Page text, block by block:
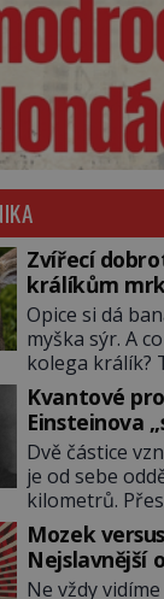
Zvířecí
králíkům
Opice si dá
myška sýr. A
kolega králík?
pochutnají na
podobné
zvířat často
doma králíka,
můžete. A
chutnat,
jako občasný
Kvantové
Einsteinova
na dálku“
vědce
Dvě částice
je od sebe
kilometrů.
chovají, jako by
existovalo
Einstein tomu
Mozek
Nejslavnější
Ne vždy